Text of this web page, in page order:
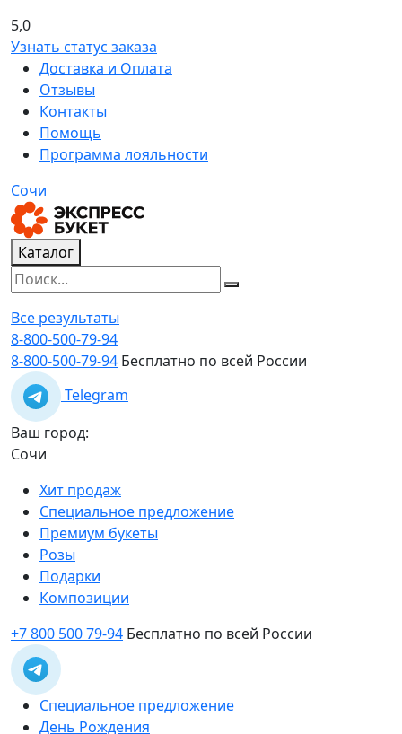
5,0
Узнать статус заказа
Доставка и Оплата
Отзывы
Контакты
Помощь
Программа лояльности
Сочи
Каталог
Все результаты
8-800-500-79-94
8-800-500-79-94 Бесплатно по всей России
Telegram
Ваш город:
Сочи
Хит продаж
Специальное предложение
Премиум букеты
Розы
Подарки
Композиции
+7 800 500 79-94 Бесплатно по всей России
Специальное предложение
День Рождения